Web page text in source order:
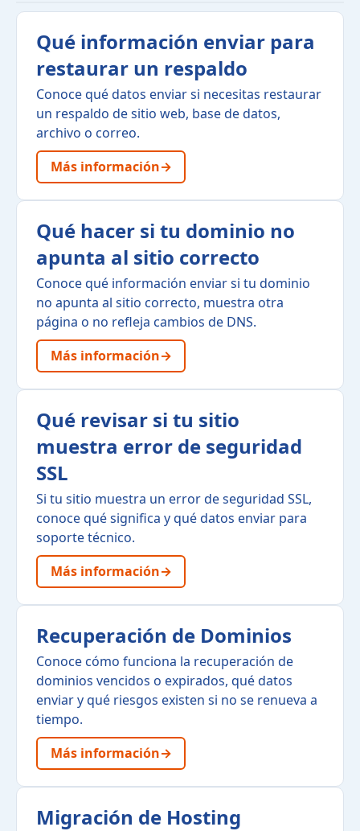
Qué información enviar para
restaurar un respaldo
Conoce qué datos enviar si necesitas restaurar
un respaldo de sitio web, base de datos,
archivo o correo.
Más información→
Qué hacer si tu dominio no
apunta al sitio correcto
Conoce qué información enviar si tu dominio
no apunta al sitio correcto, muestra otra
página o no refleja cambios de DNS.
Más información→
Qué revisar si tu sitio
muestra error de seguridad
SSL
Si tu sitio muestra un error de seguridad SSL,
conoce qué significa y qué datos enviar para
soporte técnico.
Más información→
Recuperación de Dominios
Conoce cómo funciona la recuperación de
dominios vencidos o expirados, qué datos
enviar y qué riesgos existen si no se renueva a
tiempo.
Más información→
Migración de Hosting